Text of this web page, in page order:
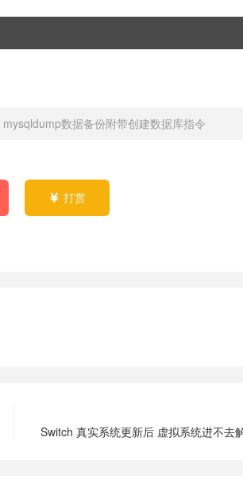
mysqldump数据备份附带创建数据库指令
 打赏
Switch 真实系统更新后 虚拟系统进不去